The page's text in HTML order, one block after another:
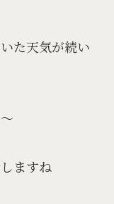
た天気が続い
ますね